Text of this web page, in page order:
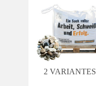
2 VARIANTES